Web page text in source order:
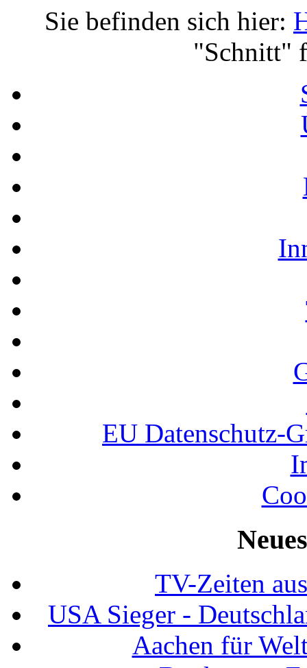
Sie befinden sich hier:
"Schnitt"
EU Datenschutz-
TV-Zeiten
USA Sieger -
Aachen für